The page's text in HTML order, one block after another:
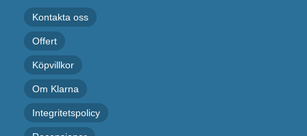
Kontakta oss
Offert
Köpvillkor
Om Klarna
Integritetspolicy